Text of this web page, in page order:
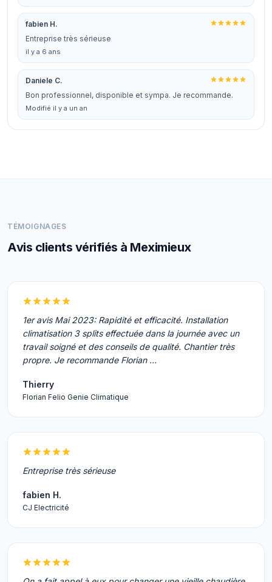
fabien H.
Entreprise très sérieuse
il y a 6 ans
Daniele C.
Bon professionnel, disponible et sympa. Je recommande.
Modifié il y a un an
TÉMOIGNAGES
Avis clients vérifiés à Meximieux
1er avis Mai 2023: Rapidité et efficacité. Installation
climatisation 3 splits effectuée dans la journée avec un
travail soigné et des conseils de qualité. Chantier très
propre. Je recommande Florian …
Thierry
Florian Felio Genie Climatique
Entreprise très sérieuse
fabien H.
CJ Electricité